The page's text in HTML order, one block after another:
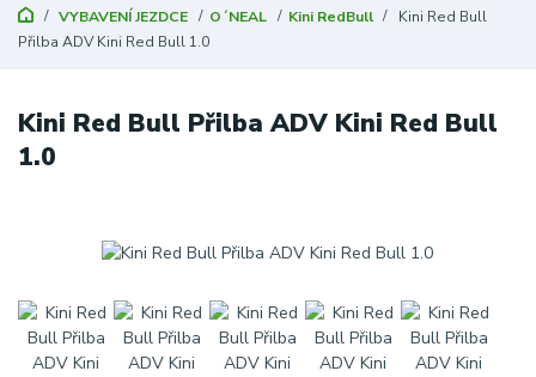
VYBAVENÍ JEZDCE O´NEAL Kini RedBull
Kini Red Bull
Přilba ADV Kini Red Bull 1.0
Kini Red Bull Přilba ADV Kini Red Bull
1.0